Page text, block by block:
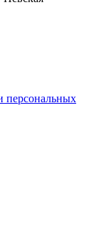
персональных